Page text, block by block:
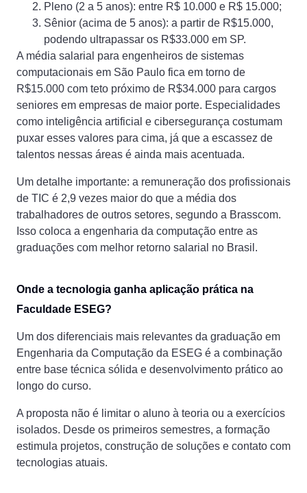
Pleno (2 a 5 anos): entre R$ 10.000 e R$ 15.000;
Sênior (acima de 5 anos): a partir de R$15.000,
podendo ultrapassar os R$33.000 em SP.
A média salarial para engenheiros de sistemas
computacionais em São Paulo fica em torno de
R$15.000 com teto próximo de R$34.000 para cargos
seniores em empresas de maior porte. Especialidades
como inteligência artificial e cibersegurança costumam
puxar esses valores para cima, já que a escassez de
talentos nessas áreas é ainda mais acentuada.
Um detalhe importante: a remuneração dos profissionais
de TIC é 2,9 vezes maior do que a média dos
trabalhadores de outros setores, segundo a Brasscom.
Isso coloca a engenharia da computação entre as
graduações com melhor retorno salarial no Brasil.
Onde a tecnologia ganha aplicação prática na
Faculdade ESEG?
Um dos diferenciais mais relevantes da graduação em
Engenharia da Computação da ESEG é a combinação
entre base técnica sólida e desenvolvimento prático ao
longo do curso.
A proposta não é limitar o aluno à teoria ou a exercícios
isolados. Desde os primeiros semestres, a formação
estimula projetos, construção de soluções e contato com
tecnologias atuais.